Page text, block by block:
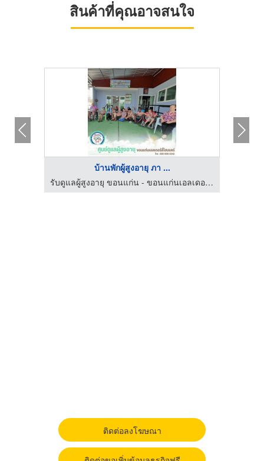
สินค้าที่คุณอาจสนใจ
บ้านพักผู้สูงอายุ ภา ...
รับดูแลผู้สูงอายุ ขอนแก่น - ขอนแก่นเอลเดอร์ลี่โฮมแคร์
ติดต่อลงโฆษณา